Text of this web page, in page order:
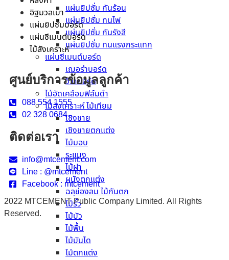
แผ่นยิปซั่ม กันร้อน
แผ่นยิปซั่ม ทนไฟ
แผ่นยิปซั่ม กันรังสี
แผ่นยิปซั่ม ทนแรงกระแทก
แผ่นซีเมนต์บอร์ด
เฌอร่าบอร์ด
วีว่าบอร์ด
ไม้อัดเคลือบฟิล์มดำ
ไม้สังเคราะห์ ไม้เทียม
เชิงชาย
เชิงชายตกแต่ง
ไม้มอบ
ระแนง
ไม้ฝา
ผนังตกแต่ง
ฉลุช่องลม ไม้กันตก
ไม้รั้ว
ไม้บัว
ไม้พื้น
ไม้บันได
ไม้ตกแต่ง
อิฐมวลเบา
แผ่นยิปซั่มบอร์ด
แผ่นซีเมนต์บอร์ด
ไม้สังเคราะห์
ศูนย์บริการข้อมูลลูกค้า
088 554 1555
02 328 0684
ติดต่อเรา
info@mtcement.com
Line : @mtcement
Facebook : mtcement
2022 MTCEMENT Public Company Limited. All Rights
Reserved.